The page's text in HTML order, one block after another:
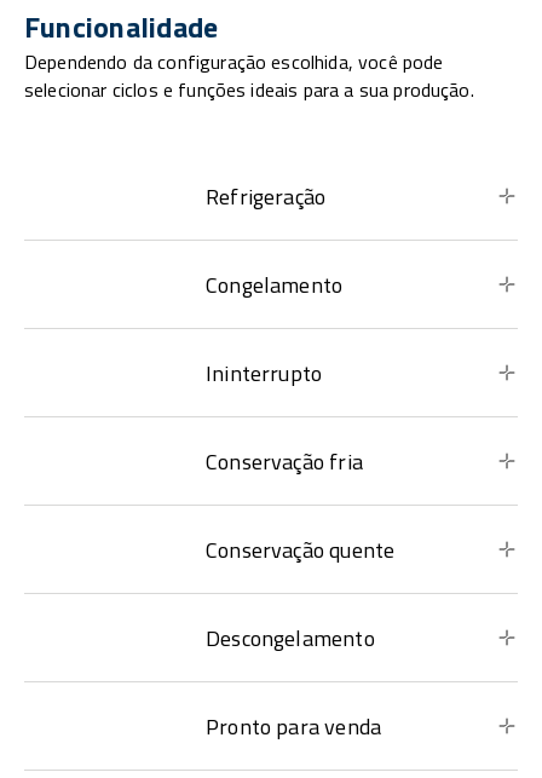
Funcionalidade
Dependendo da configuração escolhida, você pode
selecionar ciclos e funções ideais para a sua produção.
Refrigeração
Congelamento
Ininterrupto
Conservação fria
Conservação quente
Descongelamento
Pronto para venda